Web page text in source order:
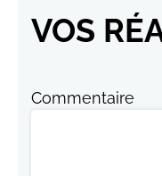
VOS
Commentaire